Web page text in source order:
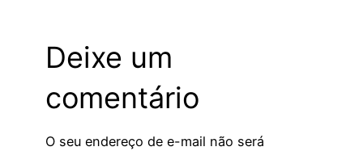
Deixe um
comentário
O seu endereço de e-mail não será